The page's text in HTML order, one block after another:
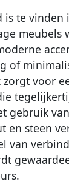
is te vinden
meubels
of
zorgt voor
gebruik
en steen
van